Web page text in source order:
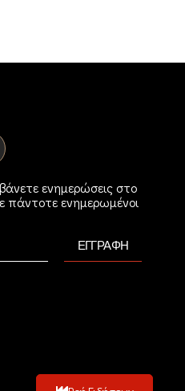
ενημερώσεις στο
πάντοτε ενημερωμένοι
ΕΓΓΡΑΦΗ